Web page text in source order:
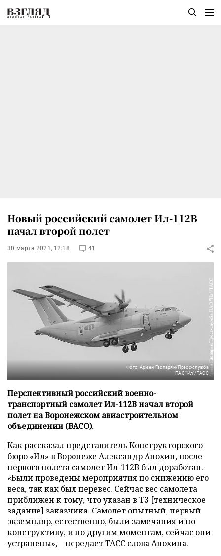
Новый российский самолет Ил-112В
начал второй полет
30 марта 2021, 12:18 41
Фото: Армен Гаспарян/Пресс-служба
ПАО "Ил"/ТАСС
Перспективный российский военно-
транспортный самолет Ил-112В начал второй
полет на Воронежском авиастроительном
объединении (ВАСО).
Как рассказал представитель Конструкторского
бюро «Ил» в Воронеже Александр Анохин, после
первого полета самолет Ил-112В был доработан.
«Были проведены мероприятия по снижению его
веса, так как был перевес. Сейчас вес самолета
приближен к тому, что указан в ТЗ [техническое
задание] заказчика. Самолет опытный, первый
экземпляр, естественно, были замечания и по
конструктиву, и по другим моментам, сейчас они
устранены», – передаетТАСС слова Анохина.